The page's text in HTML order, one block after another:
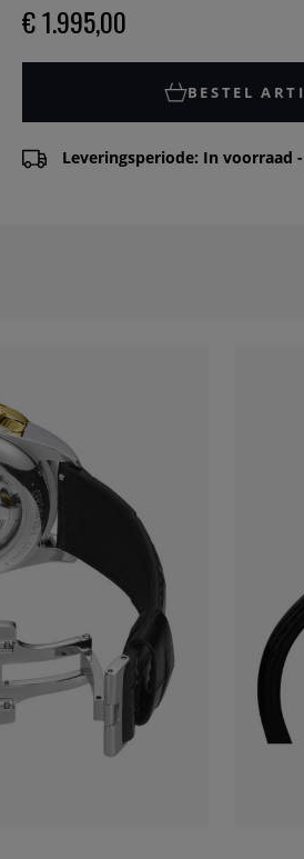
€ 1.995,00
BESTEL
Leveringsperiode: In voorraad